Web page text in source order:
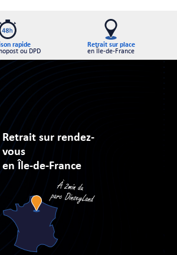
rapide
ou DPD
Retrait sur place
en Île-de-France
Retrait sur rendez-
vous
en Île-de-France